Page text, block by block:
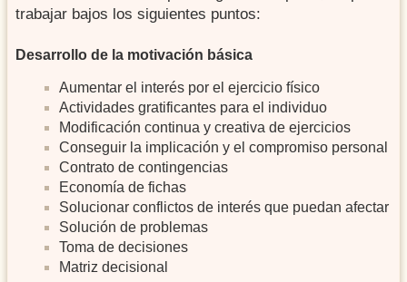
trabajar bajos los siguientes puntos:
Desarrollo de la motivación básica
Aumentar el interés por el ejercicio físico
Actividades gratificantes para el individuo
Modificación continua y creativa de ejercicios
Conseguir la implicación y el compromiso personal
Contrato de contingencias
Economía de fichas
Solucionar conflictos de interés que puedan afectar
Solución de problemas
Toma de decisiones
Matriz decisional